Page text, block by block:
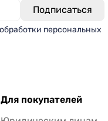
персональных
Для покупателей